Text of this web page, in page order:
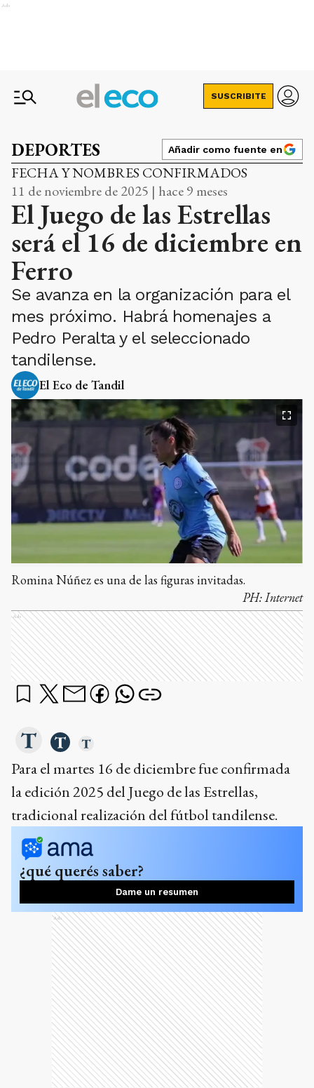
Ads
SUSCRIBITE
DEPORTES Añadir como fuente en
FECHA Y NOMBRES CONFIRMADOS
11 de noviembre de 2025 | hace 9 meses
El Juego de las Estrellas
será el 16 de diciembre en
Ferro
Se avanza en la organización para el
mes próximo. Habrá homenajes a
Pedro Peralta y el seleccionado
tandilense.
El Eco de Tandil
Romina Núñez es una de las figuras invitadas.
PH:Internet
Ads
Para el martes 16 de diciembre fue confirmada
la edición 2025 del Juego de las Estrellas,
tradicional realización del fútbol tandilense.
¿qué querés saber?
Dame un resumen
Ads